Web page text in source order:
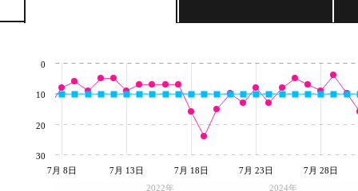
2022年 2024年
7月 8日 7月 13日 7月 18日 7月 23日 7月 28日
0
10
20
30